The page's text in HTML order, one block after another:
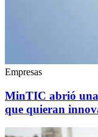
Empresas
MinTIC abrió una
que quieran